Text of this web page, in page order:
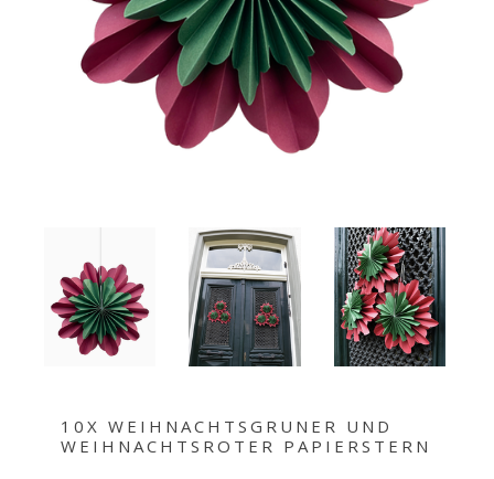
10X WEIHNACHTSGRUNER UND
WEIHNACHTSROTER PAPIERSTERN